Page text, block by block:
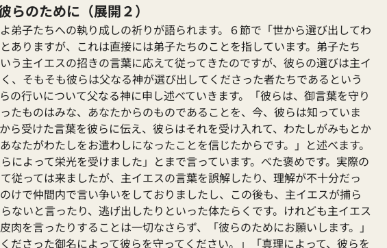
らのために（展開２）
弟子たちへの執り成しの祈りが語られます。６節で「世から選び出してわ
ありますが、これは直接には弟子たちのことを指しています。弟子たち
う主イエスの招きの言葉に応えて従ってきたのですが、彼らの選びは主イ
、そもそも彼らは父なる神が選び出してくださった者たちであるという
の行いについて父なる神に申し述べていきます。「彼らは、御言葉を守り
たものはみな、あなたからのものであることを、今、彼らは知っていま
ら受けた言葉を彼らに伝え、彼らはそれを受け入れて、わたしがみもとか
なたがわたしをお遣わしになったことを信じたからです。」と述べます。
によって栄光を受けました」とまで言っています。べた褒めです。実際の
従っては来ましたが、主イエスの言葉を誤解したり、理解が不十分だっ
けで仲間内で言い争いをしておりましたし、この後も、主イエスが捕ら
ないと言ったり、逃げ出したりといった体たらくです。けれども主イエス
肉を言ったりすることは一切なさらず、「彼らのためにお願いします。」
ださった御名によって彼らを守ってください。」「真理によって、彼らを